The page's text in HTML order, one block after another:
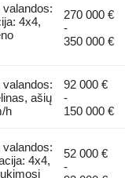
4x4,
270 000 €
-
350 000 €
ašių
h
92 000 €
-
150 000 €
4x4,
52 000 €
-